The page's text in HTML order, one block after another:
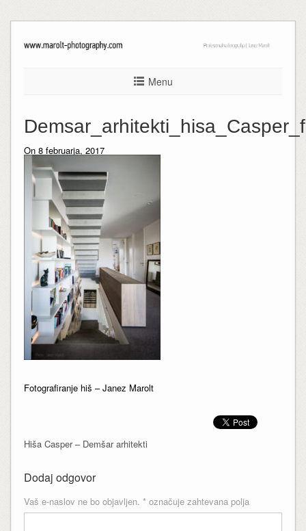
Menu
On 8 februarja, 2017
Fotografiranje hiš – Janez Marolt
Hiša Casper – Demšar arhitekti
Dodaj odgovor
Vaš e-naslov ne bo objavljen. *označuje zahtevana polja